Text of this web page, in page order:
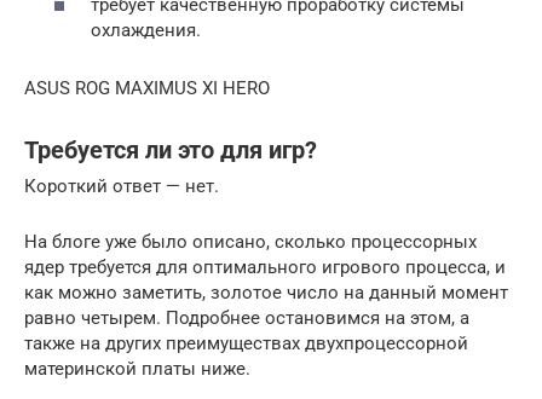
требует качественную проработку системы
охлаждения.
ASUS ROG MAXIMUS XI HERO
Требуется ли это для игр?
Короткий ответ — нет.
На блоге уже было описано, сколько процессорных
ядер требуется для оптимального игрового процесса, и
как можно заметить, золотое число на данный момент
равно четырем. Подробнее остановимся на этом, а
также на других преимуществах двухпроцессорной
материнской платы ниже.